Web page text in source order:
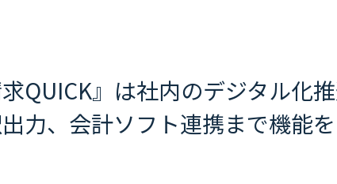
QUICK』は社内のデジタル化
力、会計ソフト連携まで機能